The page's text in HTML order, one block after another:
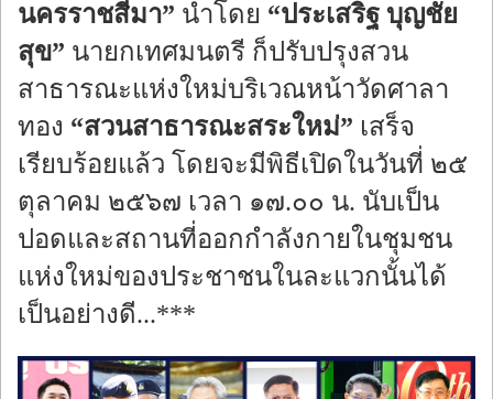
นครราชสีมา” นำโดย “ประเสริฐ บุญชัย
สุข” นายกเทศมนตรี ก็ปรับปรุงสวน
สาธารณะแห่งใหม่บริเวณหน้าวัดศาลา
ทอง “สวนสาธารณะสระใหม่” เสร็จ
เรียบร้อยแล้ว โดยจะมีพิธีเปิดในวันที่ ๒๕
ตุลาคม ๒๕๖๗ เวลา ๑๗.๐๐ น. นับเป็น
ปอดและสถานที่ออกกำลังกายในชุมชน
แห่งใหม่ของประชาชนในละแวกนั้นได้
เป็นอย่างดี...***